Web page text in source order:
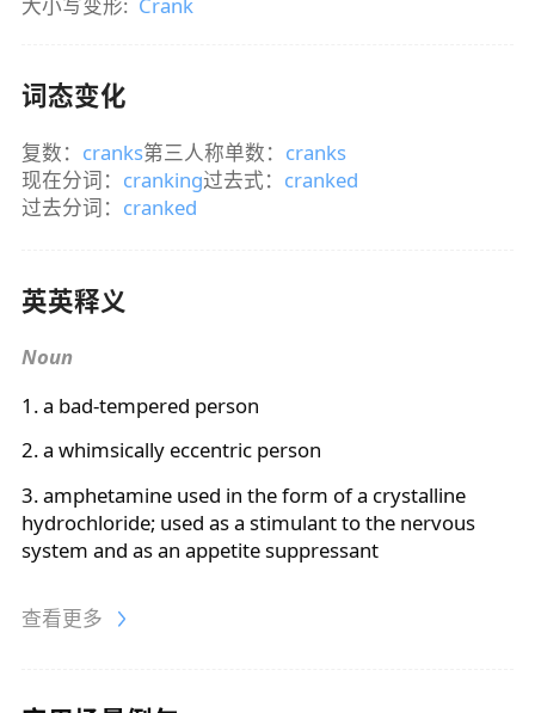
词态变化
复数： cranks第三人称单数： cranks
现在分词： cranking过去式： cranked
过去分词： cranked
英英释义
Noun
1. a bad-tempered person
2. a whimsically eccentric person
3. amphetamine used in the form of a crystalline
hydrochloride; used as a stimulant to the nervous
system and as an appetite suppressant
查看更多